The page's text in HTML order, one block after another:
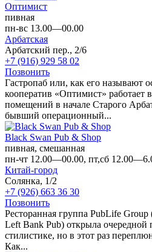
Оптимист
пивная
пн-вс 13.00—00.00
Арбатская
Арбатский пер., 2/6
+7 (916) 929 58 02
Позвонить
Гастропаб или, как его называют
кооператив «Оптимист» работает
помещений в начале Старого
бывший операционный...
Black Swan Pub & Shop
пивная, смешанная
пн-чт 12.00—00.00, пт,сб
Китай-город
Солянка, 1/2
+7 (926) 663 36 30
Позвонить
Ресторанная группа PubLife
Left Bank Pub) открыла очередной
стилистике, но в этот раз
Как...